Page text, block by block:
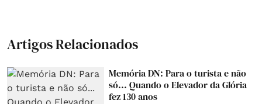
Artigos Relacionados
Memória DN: Para o turista e não
só... Quando o Elevador da Glória
fez 130 anos